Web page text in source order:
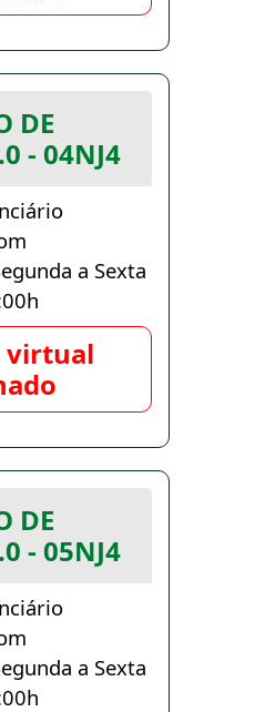
DE
- 04NJ4
a Sexta
virtual
DE
- 05NJ4
a Sexta